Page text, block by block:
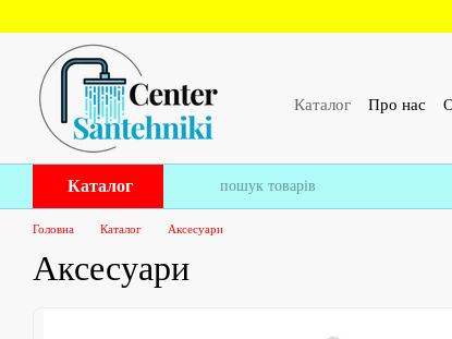
Каталог Про нас
Каталог
Головна Каталог Аксесуари
Аксесуари